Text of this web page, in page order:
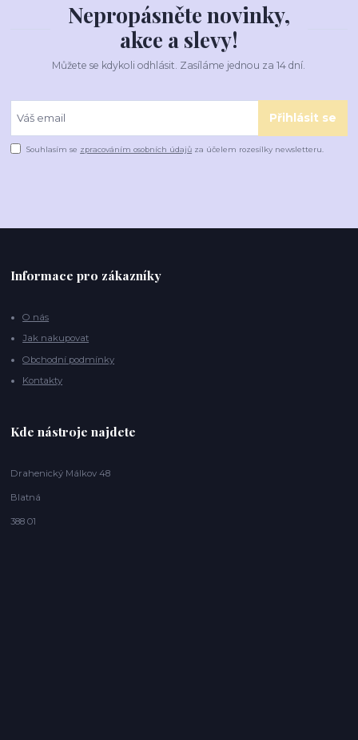
Nepropásněte novinky,
akce a slevy!
Můžete se kdykoli odhlásit. Zasíláme jednou za 14 dní.
Přihlásit se
Souhlasím se zpracováním osobních údajů za účelem rozesílky newsletteru.
Informace pro zákazníky
O nás
Jak nakupovat
Obchodní podmínky
Kontakty
Kde nástroje najdete
Drahenický Málkov 48
Blatná
388 01